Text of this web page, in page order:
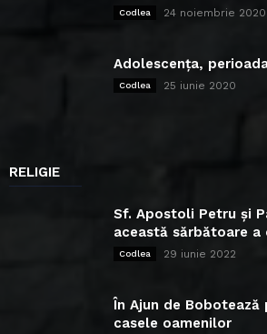
Codlea 24 noiembrie 2020
Adolescența,
Codlea 25 iunie 2020
RELIGIE
Sf. Apostoli Petru și
această sărbătoare
Codlea 29 iunie 2022
În Ajun de
casele oamenilor